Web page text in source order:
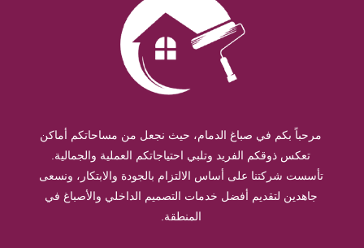
مرحباً بكم في صباغ الدمام، حيث نجعل من مساحاتكم أماكن
تعكس ذوقكم الفريد وتلبي احتياجاتكم العملية والجمالية.
تأسست شركتنا على أساس الالتزام بالجودة والابتكار، ونسعى
جاهدين لتقديم أفضل خدمات التصميم الداخلي والأصباغ في
المنطقة.